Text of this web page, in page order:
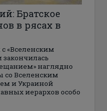
Братское
в рясах в
с «Вселенским
закончилась
наглядно
со Вселенским
и Украиной
иерархов особо